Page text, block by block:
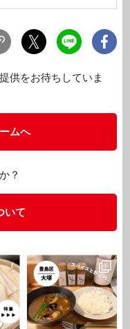
供をお待ちしていま
ムへ
？
いて